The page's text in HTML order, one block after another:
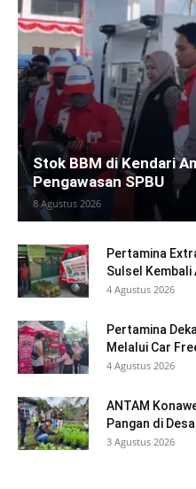
Stok BBM di Kendari
Pengawasan SPBU
8 Agustus 2026
Pertamina
Sulsel Kembali
4 Agustus 2026
Pertamina
Melalui Car
4 Agustus 2026
ANTAM
Pangan di
3 Agustus 2026